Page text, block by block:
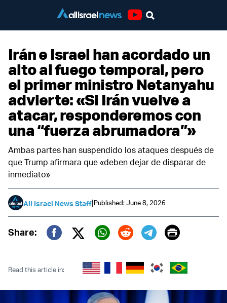
Irán e Israel han acordado un
alto al fuego temporal, pero
el primer ministro Netanyahu
advierte: «Si Irán vuelve a
atacar, responderemos con
una “fuerza abrumadora”»
Ambas partes han suspendido los ataques después de
que Trump afirmara que «deben dejar de disparar de
inmediato»
All Israel News Staff|Published: June 8, 2026
Share:
Twitter (X)
Print
Read this article in: